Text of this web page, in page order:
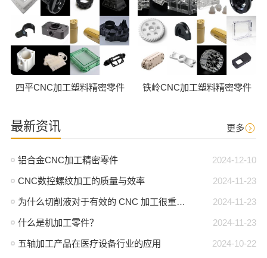
四平CNC加工塑料精密零件 铁岭CNC加工塑料精密零件
最新资讯 更多
2024-12-10
铝合金CNC加工精密零件
2024-11-23
CNC数控螺纹加工的质量与效率
2024-11-23
为什么切削液对于有效的 CNC 加工很重要？
2024-11-23
什么是机加工零件？
2024-10-22
五轴加工产品在医疗设备行业的应用